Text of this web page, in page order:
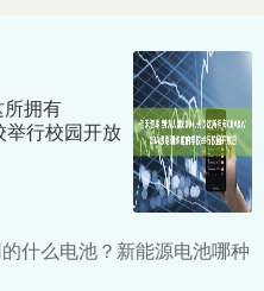
拥有
行校园开放
什么电池？新能源电池哪种